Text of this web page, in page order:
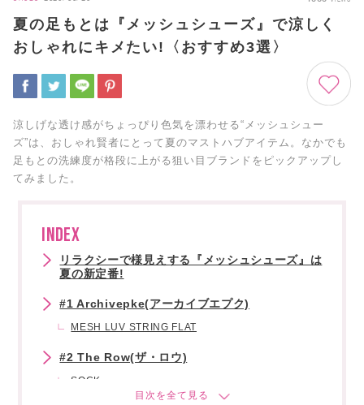
夏の足もとは『メッシュシューズ』で涼しく
おしゃれにキメたい!〈おすすめ3選〉
涼しげな透け感がちょっぴり色気を漂わせる“メッシュシュー
ズ”は、おしゃれ賢者にとって夏のマストハブアイテム。なかでも
足もとの洗練度が格段に上がる狙い目ブランドをピックアップし
てみました。
INDEX
リラクシーで様見えする『メッシュシューズ』は
夏の新定番!
#1 Archivepke(アーカイブエプク)
MESH LUV STRING FLAT
#2 The Row(ザ・ロウ)
SOCK